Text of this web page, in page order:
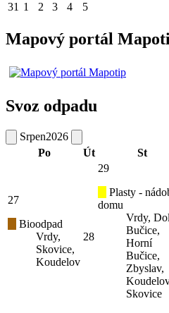
31 1 2 3 4 5
Mapový portál
Svoz odpadu
Srpen2026
Po
Út St
27
Bioodpad
Vrdy,
Skovice,
Koudelov
28
29
Plasty -
domu
Vrdy,
Bučice,
Horní
Bučice,
Zbyslav,
Skovice